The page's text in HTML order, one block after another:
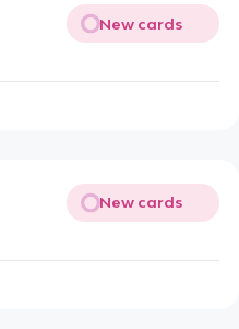
New cards
New cards